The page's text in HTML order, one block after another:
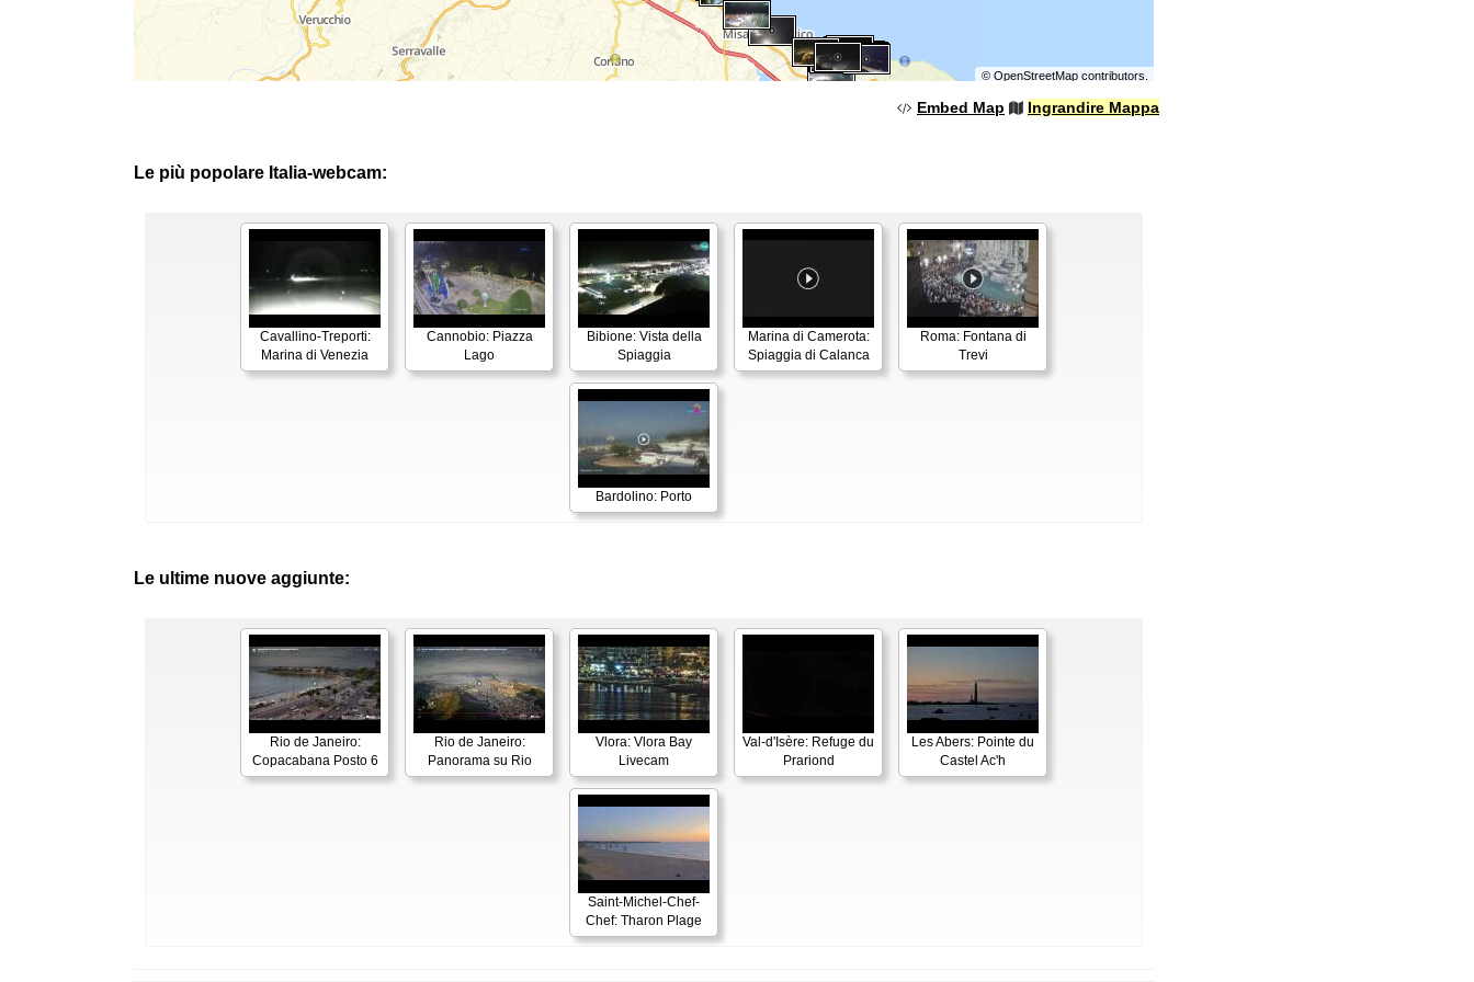
© OpenStreetMapcontributors.
Embed Map Ingrandire Mappa
Le più popolare Italia-webcam:
Cavallino-Treporti:
Marina di Venezia
Cannobio: Piazza
Lago
Bibione: Vista della
Spiaggia
Marina di Camerota:
Spiaggia di Calanca
Roma: Fontana di
Trevi
Bardolino: Porto
Le ultime nuove aggiunte:
Rio de Janeiro:
Copacabana Posto 6
Rio de Janeiro:
Panorama su Rio
Vlora: Vlora Bay
Livecam
Val-d'Isère: Refuge du
Prariond
Les Abers: Pointe du
Castel Ac'h
Saint-Michel-Chef-
Chef: Tharon Plage